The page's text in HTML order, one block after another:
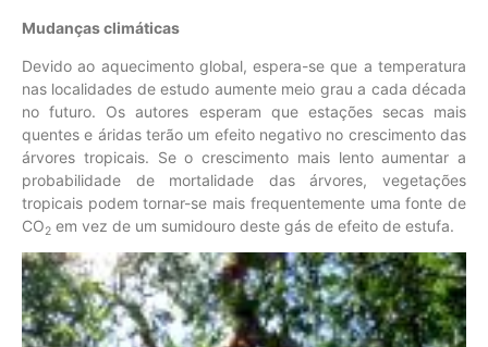
Mudanças climáticas
Devido ao aquecimento global, espera-se que a temperatura
nas localidades de estudo aumente meio grau a cada década
no futuro. Os autores esperam que estações secas mais
quentes e áridas terão um efeito negativo no crescimento das
árvores tropicais. Se o crescimento mais lento aumentar a
probabilidade de mortalidade das árvores, vegetações
tropicais podem tornar-se mais frequentemente uma fonte de
CO2 em vez de um sumidouro deste gás de efeito de estufa.